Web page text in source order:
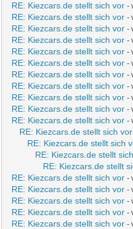
RE: Kiezcars.de stellt sich vor -
RE: Kiezcars.de stellt sich vor -
RE: Kiezcars.de stellt sich vor -
RE: Kiezcars.de stellt sich vor -
RE: Kiezcars.de stellt sich vor -
RE: Kiezcars.de stellt sich vor -
RE: Kiezcars.de stellt sich vor -
RE: Kiezcars.de stellt sich vor -
RE: Kiezcars.de stellt sich vor -
RE: Kiezcars.de stellt sich vor -
RE: Kiezcars.de stellt sich vor -
RE: Kiezcars.de stellt sich vor
RE: Kiezcars.de stellt sich
RE: Kiezcars.de stellt
RE: Kiezcars.de stellt
RE: Kiezcars.de stellt sich vor -
RE: Kiezcars.de stellt sich vor -
RE: Kiezcars.de stellt sich vor -
RE: Kiezcars.de stellt sich vor -
RE: Kiezcars.de stellt sich vor -